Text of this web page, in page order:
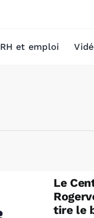
RH et emploi
Le
tire le